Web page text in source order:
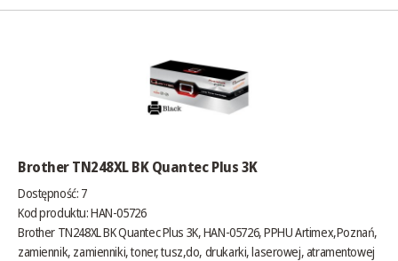
Brother TN248XL BK Quantec Plus 3K
Dostępność: 7
Kod produktu: HAN-05726
Brother TN248XL BK Quantec Plus 3K, HAN-05726, PPHU Artimex,Poznań,
zamiennik, zamienniki, toner, tusz,do, drukarki, laserowej, atramentowej